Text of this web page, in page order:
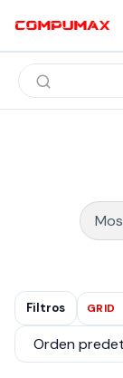
Búsqueda
de
productos
Filtros GRID